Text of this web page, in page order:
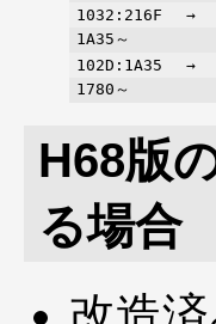
1032:216F →
1A35～
102D:1A35 →
1780～
H68版
る場合